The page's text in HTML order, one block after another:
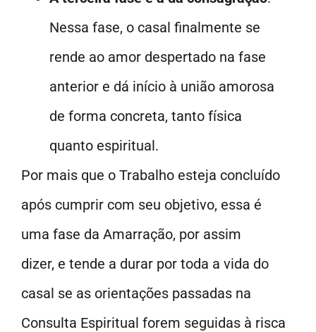
Nessa fase, o casal finalmente se
rende ao amor despertado na fase
anterior e dá início à união amorosa
de forma concreta, tanto física
quanto espiritual.
Por mais que o Trabalho esteja concluído
após cumprir com seu objetivo, essa é
uma fase da Amarração, por assim
dizer, e tende a durar por toda a vida do
casal se as orientações passadas na
Consulta Espiritual forem seguidas à risca